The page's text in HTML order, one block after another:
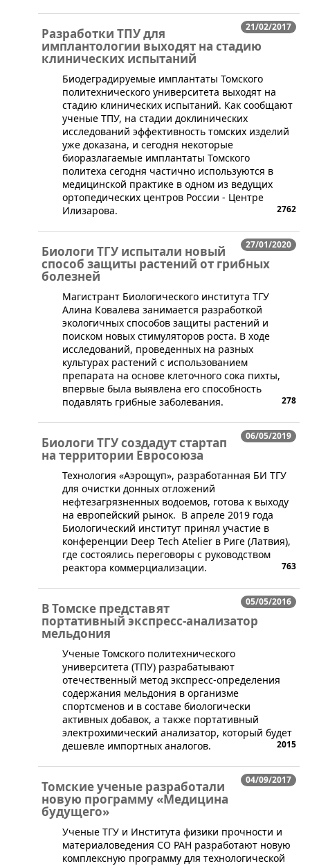
21/02/2017
Разработки ТПУ для
имплантологии выходят на стадию
клинических испытаний
​Биодеградируемые имплантаты Томского
политехнического университета выходят на
стадию клинических испытаний. Как сообщают
ученые ТПУ, на стадии доклинических
исследований эффективность томских изделий
уже доказана, и сегодня некоторые
биоразлагаемые имплантаты Томского
политеха сегодня частично используются в
медицинской практике в одном из ведущих
ортопедических центров России - Центре
Илизарова.
2762
27/01/2020
Биологи ТГУ испытали новый
способ защиты растений от грибных
болезней
Магистрант Биологического института ТГУ
Алина Ковалева занимается разработкой
экологичных способов защиты растений и
поиском новых стимуляторов роста. В ходе
исследований, проведенных на разных
культурах растений с использованием
препарата на основе клеточного сока пихты,
впервые была выявлена его способность
подавлять грибные заболевания.
278
06/05/2019
Биологи ТГУ создадут стартап
на территории Евросоюза
​Технология «Аэрощуп», разработанная БИ ТГУ
для очистки донных отложений
нефтезагрязненных водоемов, готова к выходу
на европейский рынок. В апреле 2019 года
Биологический институт принял участие в
конференции Deep Tech Atelier в Риге (Латвия),
где состоялись переговоры с руководством
реактора коммерциализации.
763
05/05/2016
В Томске представят
портативный экспресс-анализатор
мельдония
​Ученые Томского политехнического
университета (ТПУ) разрабатывают
отечественный метод экспресс-определения
содержания мельдония в организме
спортсменов и в составе биологически
активных добавок, а также портативный
электрохимический анализатор, который будет
дешевле импортных аналогов.
2015
04/09/2017
Томские ученые разработали
новую программу «Медицина
будущего»
​Ученые ТГУ и Института физики прочности и
материаловедения СО РАН разработают новую
комплексную программу для технологической